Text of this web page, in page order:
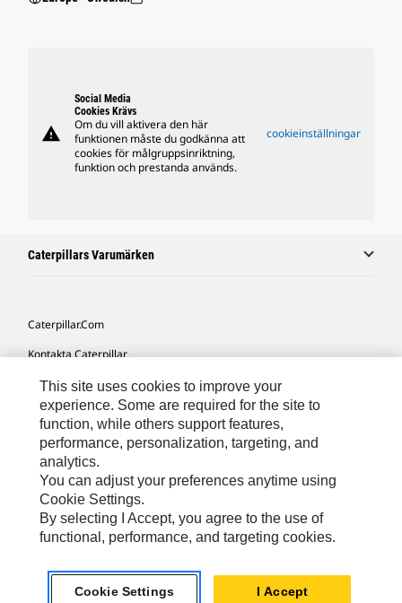
warning
Social Media
Cookies Krävs
Om du vill aktivera den här
funktionen måste du godkänna att
cookies för målgruppsinriktning,
funktion och prestanda används.
cookieinställningar
Caterpillars Varumärken
Caterpillar.com
Kontakta Caterpillar
Mina Marknadsföringspreferenser
Platskarta
Cookie Settings
Juridiskt
Sekretess
Europe-Swedish© 2026 Caterpillar. Med ensamrätt.
This site uses cookies to improve your
experience. Some are required for the site to
function, while others support features,
performance, personalization, targeting, and
analytics.
You can adjust your preferences anytime using
Cookie Settings.
By selecting I Accept, you agree to the use of
functional, performance, and targeting cookies.
Cookie Settings I Accept